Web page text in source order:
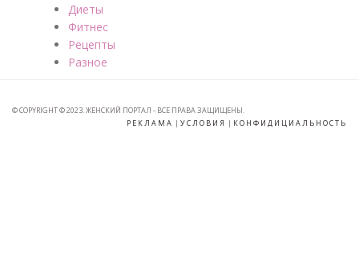
Диеты
Фитнес
Рецепты
Разное
© COPYRIGHT © 2023. ЖЕНСКИЙ ПОРТАЛ - ВСЕ ПРАВА ЗАЩИЩЕНЫ.
РЕКЛАМА | УСЛОВИЯ | КОНФИДИЦИАЛЬНОСТЬ